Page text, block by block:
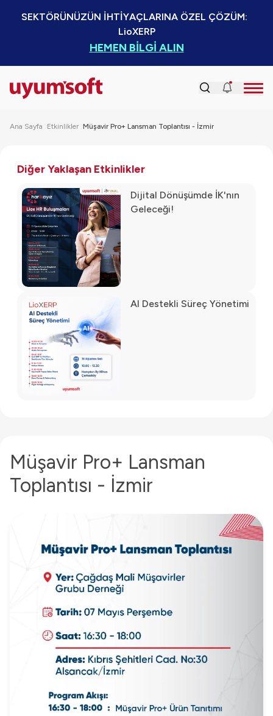
SEKTÖRÜNÜZÜN İHTİYAÇLARINA ÖZEL ÇÖZÜM:
LioXERP
HEMEN BİLGİ ALIN
Ana Sayfa Etkinlikler Müşavir Pro+ Lansman Toplantısı - İzmir
Diğer Yaklaşan Etkinlikler
Dijital Dönüşümde İK'nın
Geleceği!
AI Destekli Süreç Yönetimi
Müşavir Pro+ Lansman
Toplantısı - İzmir